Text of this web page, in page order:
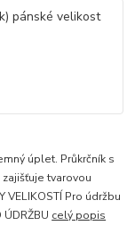
úplet. Průkrčník s
tvarovou
Pro údržbu
celý popis